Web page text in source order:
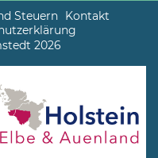
Steuern Kontakt
2026